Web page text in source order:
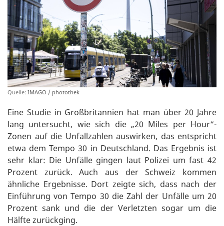
Quelle: IMAGO / photothek
Eine Studie in Großbritannien hat man über 20 Jahre
lang untersucht, wie sich die „20 Miles per Hour“-
Zonen auf die Unfallzahlen auswirken, das entspricht
etwa dem Tempo 30 in Deutschland. Das Ergebnis ist
sehr klar: Die Unfälle gingen laut Polizei um fast 42
Prozent zurück. Auch aus der Schweiz kommen
ähnliche Ergebnisse. Dort zeigte sich, dass nach der
Einführung von Tempo 30 die Zahl der Unfälle um 20
Prozent sank und die der Verletzten sogar um die
Hälfte zurückging.